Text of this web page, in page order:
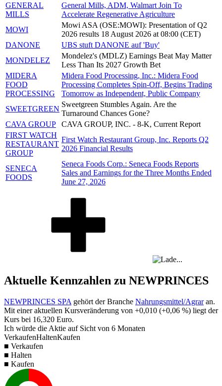
GENERAL
MILLS
General Mills, ADM, Walmart Join To
Accelerate Regenerative Agriculture
MOWI
Mowi ASA (OSE:MOWI): Presentation of Q2
2026 results 18 August 2026 at 08:00 (CET)
DANONE
UBS stuft DANONE auf 'Buy'
MONDELEZ
Mondelez's (MDLZ) Earnings Beat May Matter
Less Than Its 2027 Growth Bet
MIDERA
FOOD
PROCESSING
Midera Food Processing, Inc.: Midera Food
Processing Completes Spin-Off, Begins Trading
Tomorrow as Independent, Public Company
SWEETGREEN
Sweetgreen Stumbles Again. Are the
Turnaround Chances Gone?
CAVA GROUP
CAVA GROUP, INC. - 8-K, Current Report
FIRST WATCH
RESTAURANT
GROUP
First Watch Restaurant Group, Inc. Reports Q2
2026 Financial Results
SENECA
FOODS
Seneca Foods Corp.: Seneca Foods Reports
Sales and Earnings for the Three Months Ended
June 27, 2026
Aktuelle Kennzahlen zu NEWPRINCES
NEWPRINCES SPA gehört der Branche Nahrungsmittel/Agraran.
Mit einer aktuellen Kursveränderung von +0,010 (+0,06 %) liegt der
Kurs bei 16,320 Euro.
Ich würde die Aktie auf Sicht von 6 Monaten
VerkaufenHaltenKaufen
■ Verkaufen
■ Halten
■ Kaufen